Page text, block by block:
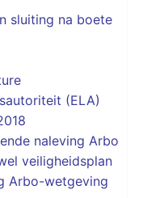
sluiting na boete
(ELA)
naleving Arbo
veiligheidsplan
Arbo-wetgeving